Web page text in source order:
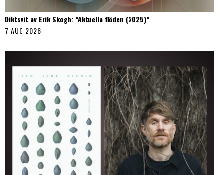
Diktsvit av Erik Skogh: ”Aktuella flöden (2025)”
7 AUG 2026